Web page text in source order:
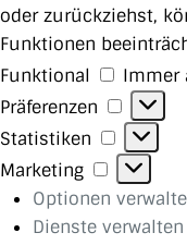
oder zurückziehst,
Funktionen
Funktional
Immer
Präferenzen
Statistiken
Marketing
Marketing
Optionen
Dienste verwalten